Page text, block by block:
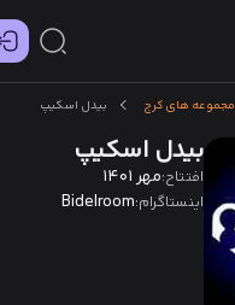
مجموعه های کرج بیدل اسکیپ
بیدل اسکیپ
افتتاح:مهر 1401
اینستاگرام:Bidelroom